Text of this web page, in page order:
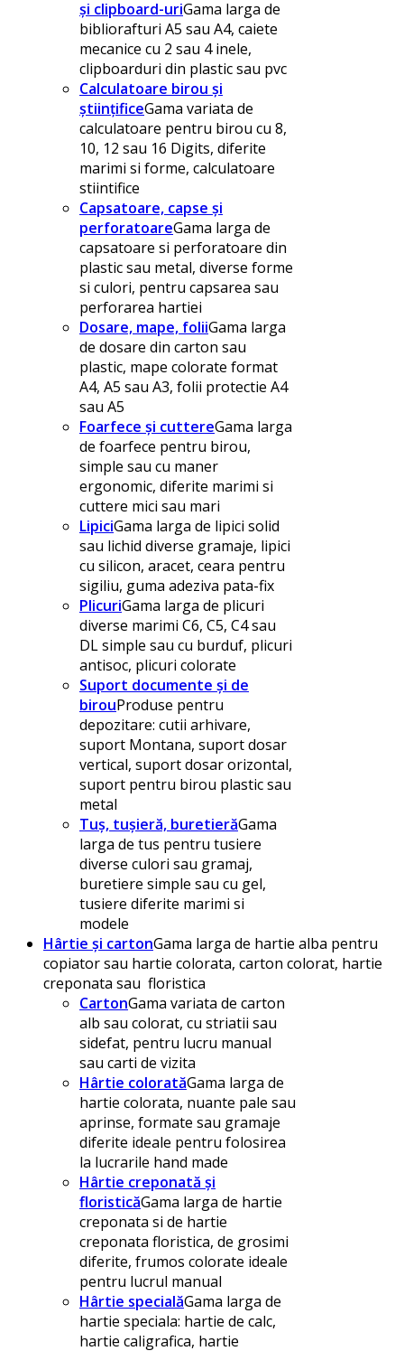
și clipboard-uriGama larga de
bibliorafturi A5 sau A4, caiete
mecanice cu 2 sau 4 inele,
clipboarduri din plastic sau pvc
Calculatoare birou și
științificeGama variata de
calculatoare pentru birou cu 8,
10, 12 sau 16 Digits, diferite
marimi si forme, calculatoare
stiintifice
Capsatoare, capse și
perforatoareGama larga de
capsatoare si perforatoare din
plastic sau metal, diverse forme
si culori, pentru capsarea sau
perforarea hartiei
Dosare, mape, foliiGama larga
de dosare din carton sau
plastic, mape colorate format
A4, A5 sau A3, folii protectie A4
sau A5
Foarfece și cuttereGama larga
de foarfece pentru birou,
simple sau cu maner
ergonomic, diferite marimi si
cuttere mici sau mari
LipiciGama larga de lipici solid
sau lichid diverse gramaje, lipici
cu silicon, aracet, ceara pentru
sigiliu, guma adeziva pata-fix
PlicuriGama larga de plicuri
diverse marimi C6, C5, C4 sau
DL simple sau cu burduf, plicuri
antisoc, plicuri colorate
Suport documente și de
birouProduse pentru
depozitare: cutii arhivare,
suport Montana, suport dosar
vertical, suport dosar orizontal,
suport pentru birou plastic sau
metal
Tuș, tușieră, buretierăGama
larga de tus pentru tusiere
diverse culori sau gramaj,
buretiere simple sau cu gel,
tusiere diferite marimi si
modele
Hârtie și cartonGama larga de hartie alba pentru
copiator sau hartie colorata, carton colorat, hartie
creponata sau floristica
CartonGama variata de carton
alb sau colorat, cu striatii sau
sidefat, pentru lucru manual
sau carti de vizita
Hârtie coloratăGama larga de
hartie colorata, nuante pale sau
aprinse, formate sau gramaje
diferite ideale pentru folosirea
la lucrarile hand made
Hârtie creponată și
floristicăGama larga de hartie
creponata si de hartie
creponata floristica, de grosimi
diferite, frumos colorate ideale
pentru lucrul manual
Hârtie specialăGama larga de
hartie speciala: hartie de calc,
hartie caligrafica, hartie